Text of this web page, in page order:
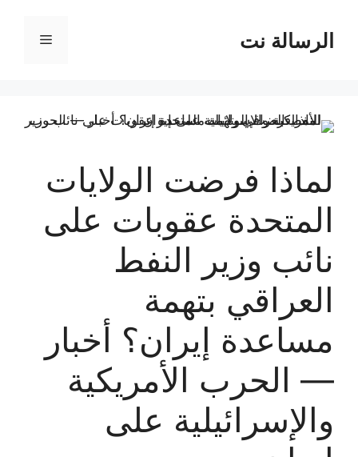
المحتوىالرسالة نت القائمة
لماذا فرضت الولايات
المتحدة عقوبات على
نائب وزير النفط
العراقي بتهمة
مساعدة إيران؟ أخبار
— الحرب الأمريكية
والإسرائيلية على